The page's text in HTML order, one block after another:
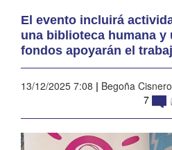
El evento incluirá
una biblioteca humana y
fondos apoyarán el
13/12/2025 7:08 | Begoña
7